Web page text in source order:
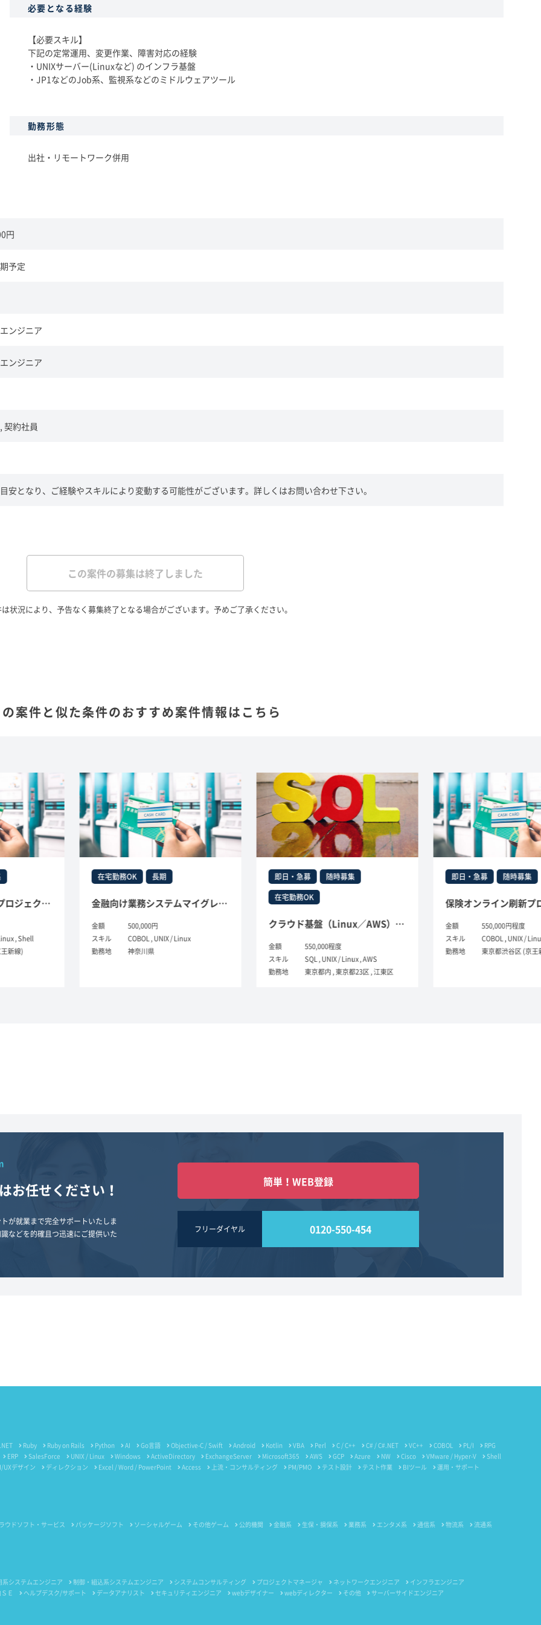
必要となる経験
【必要スキル】
下記の定常運用、変更作業、障害対応の経験
・UNIXサーバー(Linuxなど) のインフラ基盤
・JP1などのJob系、監視系などのミドルウェアツール
勤務形態
出社・リモートワーク併用
円
予定
ンジニア
ンジニア
契約社員
安となり、ご経験やスキルにより変動する可能性がございます。詳しくはお問い合わせ下さい。
この案件の募集は終了しました
状況により、予告なく募集終了となる場合がございます。予めご了承ください。
案件と似た条件のおすすめ案件情報はこちら
保険オンライン刷新プロジェクト案件(COBOL)
在宅勤務OK 長期
金融向け業務システムマイグレーション（Unix-COBOL）
500,000円
COBOL , UNIX / Linux
神奈川県
即日・急募
随時募集
在宅勤務OK
クラウド基盤（Linux／AWS）書類登録システムの設計・構築支援
550,000程度
SQL , UNIX / Linux , AWS
東京都内 , 東京都23区 , 江東区
即日・急募 随時募集
550,000円程度
COBOL , UNIX / Linux , Shell
東京都渋谷区 (京王新線)
お任せください！
が就業まで完全サポートいたしま
などを的確且つ迅速にご提供いた
簡単！WEB登録
フリーダイヤル 0120-550-454
Ruby Ruby on Rails Python AI Go言語 Objective-C / Swift Android Kotlin VBA Perl C / C++ C# / C#.NET VC++ COBOL PL/I
RPG
ERP
SalesForce UNIX / Linux Windows ActiveDirectory ExchangeServer Microsoft365 AWS GCP Azure NW Cisco VMware / Hyper-V
Shell
UXデザイン
ディレクション Excel / Word / PowerPoint Access 上流・コンサルティング PM/PMO テスト設計 テスト作業 BIツール 運用・サポート
ウドソフト・サービス パッケージソフト ソーシャルゲーム その他ゲーム 公的機関 金融系 生保・損保系 業務系 エンタメ系 通信系 物流系 流通系
系システムエンジニア 制御・組込系システムエンジニア システムコンサルティング プロジェクトマネージャ ネットワークエンジニア
インフラエンジニア
Ｅ
ヘルプデスク/サポート データアナリスト セキュリティエンジニア webデザイナー webディレクター その他 サーバーサイドエンジニア